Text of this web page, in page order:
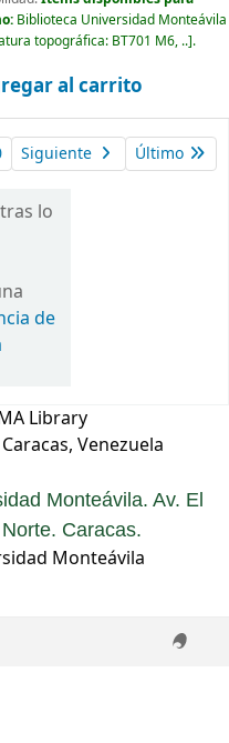
Biblioteca Universidad Monteávila
topográfica: BT701 M6, .. .
al carrito
Siguiente Último
lo
de
Library
Caracas, Venezuela
Monteávila. Av. El
Caracas.
Monteávila